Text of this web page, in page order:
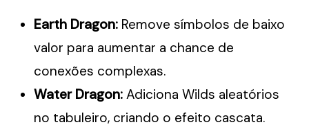
Earth Dragon: Remove símbolos de baixo
valor para aumentar a chance de
conexões complexas.
Water Dragon: Adiciona Wilds aleatórios
no tabuleiro, criando o efeito cascata.